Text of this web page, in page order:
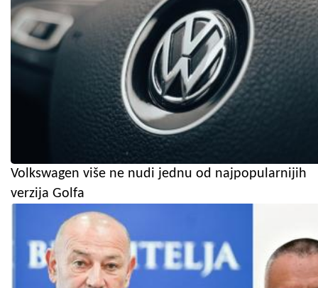
Volkswagen više ne nudi jednu od najpopularnijih
verzija Golfa